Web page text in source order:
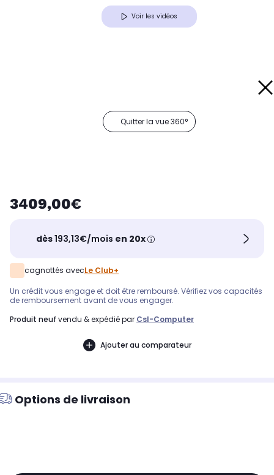
Voir les vidéos
Quitter la vue 360°
3409,00€
dès193,13€/mois en 20x
cagnottés avecLe Club+
Un crédit vous engage et doit être remboursé. Vérifiez vos capacités
de remboursement avant de vous engager.
produit neuf vendu & expédié par Csl-Computer
Ajouter au comparateur
Options de livraison